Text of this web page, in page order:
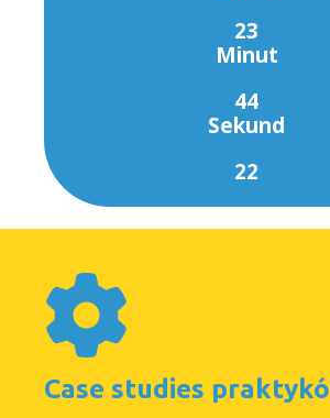
23
Minut
44
Sekund
21
Case studies